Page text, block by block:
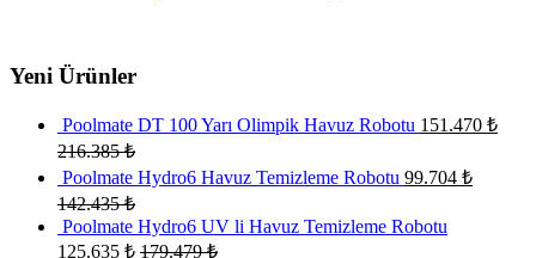
Yeni Ürünler
Poolmate DT 100 Yarı Olimpik Havuz Robotu 151.470 ₺
216.385₺
Poolmate Hydro6 Havuz Temizleme Robotu 99.704 ₺
142.435₺
Poolmate Hydro6 UV li Havuz Temizleme Robotu
125.635 ₺ 179.479₺